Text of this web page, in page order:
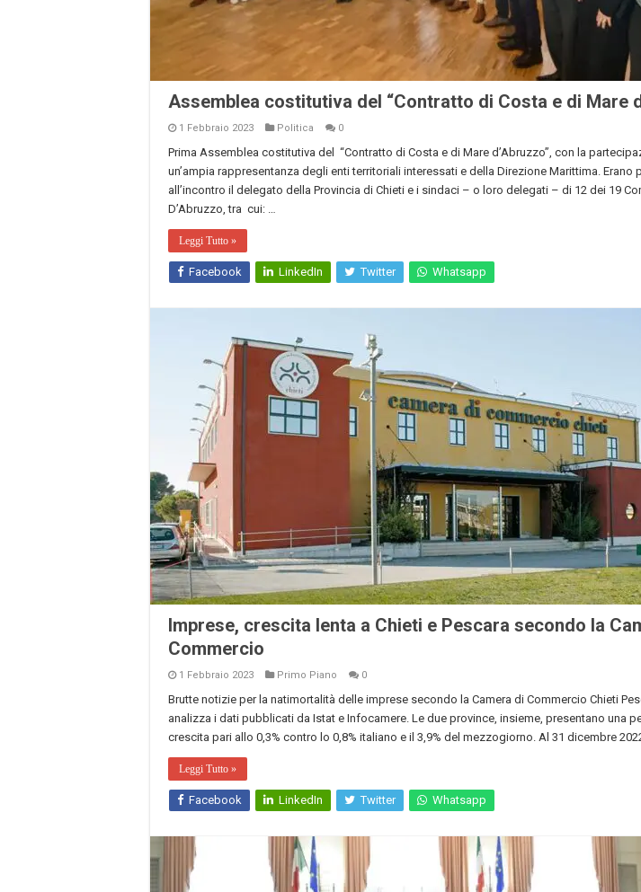
Assemblea costitutiva del “Contratto di Costa e di Mare
1 Febbraio 2023 Politica 0
Prima Assemblea costitutiva del “Contratto di Costa e di Mare d’Abruzzo”, con la
un’ampia rappresentanza degli enti territoriali interessati e della Direzione Marittima. Erano
all’incontro il delegato della Provincia di Chieti e i sindaci – o loro delegati – di 12 dei 19
D’Abruzzo, tra cui: …
Leggi Tutto »
Facebook LinkedIn Twitter Whatsapp
Imprese, crescita lenta a Chieti e Pescara secondo la
Commercio
1 Febbraio 2023 Primo Piano 0
Brutte notizie per la natimortalità delle imprese secondo la Camera di Commercio Chieti
analizza i dati pubblicati da Istat e Infocamere. Le due province, insieme, presentano una
crescita pari allo 0,3% contro lo 0,8% italiano e il 3,9% del mezzogiorno. Al 31 dicembre
Leggi Tutto »
Facebook LinkedIn Twitter Whatsapp